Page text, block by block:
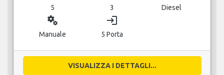
5 3 Diesel
miscellaneous_services
Manuale
login
5 Porta
VISUALIZZA I DETTAGLI...